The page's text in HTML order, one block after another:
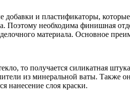
и пластификаторы,
Поэтому необходима финишная
материала. Основное
то получается силикатная
из минеральной ваты. Также
нанесение слоя краски.